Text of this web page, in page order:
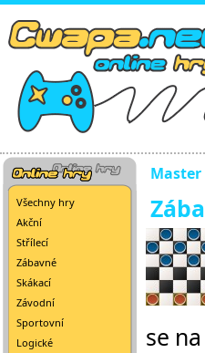
Všechny hry
Akční
Střílecí
Zábavné
Skákací
Závodní
Sportovní
Logické
Master
se